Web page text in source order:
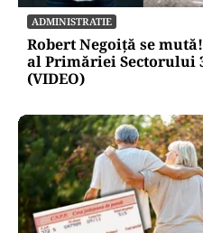
ADMINISTRATIE
Robert Negoiță se
al Primăriei Sectorului
(VIDEO)